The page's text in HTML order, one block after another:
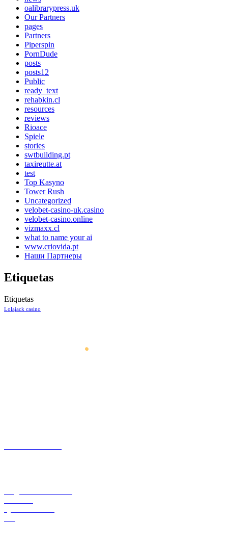
oalibrarypress.uk
Our Partners
pages
Partners
Piperspin
PornDude
posts
posts12
Public
ready_text
rehabkin.cl
resources
reviews
Rioace
Spiele
stories
swtbuilding.pt
taxireutte.at
test
Top Kasyno
Tower Rush
Uncategorized
velobet-casino-uk.casino
velobet-casino.online
vizmaxx.cl
what to name your ai
www.criovida.pt
Наши Партнеры
Etiquetas
Etiquetas
Lolajack casino